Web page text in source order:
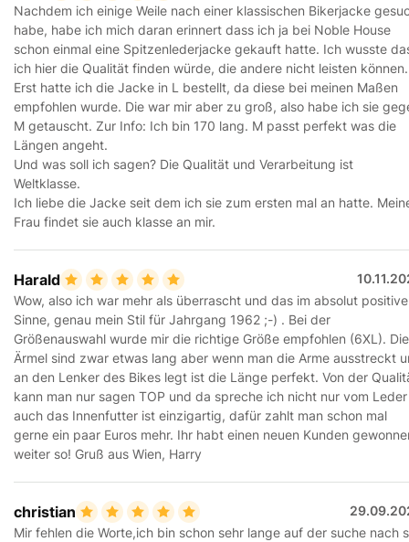
Nachdem ich einige Weile nach einer klassischen Bikerjacke
habe, habe ich mich daran erinnert dass ich ja bei Noble House
schon einmal eine Spitzenlederjacke gekauft hatte. Ich wusste
ich hier die Qualität finden würde, die andere nicht leisten können.
Erst hatte ich die Jacke in L bestellt, da diese bei meinen Maßen
empfohlen wurde. Die war mir aber zu groß, also habe ich sie
M getauscht. Zur Info: Ich bin 170 lang. M passt perfekt was die
Längen angeht.
Und was soll ich sagen? Die Qualität und Verarbeitung ist
Weltklasse.
Ich liebe die Jacke seit dem ich sie zum ersten mal an hatte.
Frau findet sie auch klasse an mir.
Harald
Wow, also ich war mehr als überrascht und das im absolut
Sinne, genau mein Stil für Jahrgang 1962 ;-) . Bei der
Größenauswahl wurde mir die richtige Größe empfohlen (6XL). Die
Ärmel sind zwar etwas lang aber wenn man die Arme ausstreckt
an den Lenker des Bikes legt ist die Länge perfekt. Von der
kann man nur sagen TOP und da spreche ich nicht nur vom Leder
auch das Innenfutter ist einzigartig, dafür zahlt man schon mal
gerne ein paar Euros mehr. Ihr habt einen neuen Kunden
weiter so! Gruß aus Wien, Harry
christian
Mir fehlen die Worte,ich bin schon sehr lange auf der suche nach